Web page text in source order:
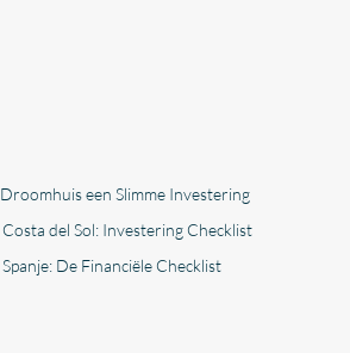
een Slimme Investering
del Sol: Investering Checklist
De Financiële Checklist